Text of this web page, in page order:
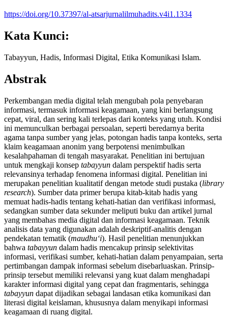
https://doi.org/10.37397/al-atsarjurnalilmuhadits.v4i1.1334
Kata Kunci:
Tabayyun, Hadis, Informasi Digital, Etika Komunikasi Islam.
Abstrak
Perkembangan media digital telah mengubah pola penyebaran
informasi, termasuk informasi keagamaan, yang kini berlangsung
cepat, viral, dan sering kali terlepas dari konteks yang utuh. Kondisi
ini memunculkan berbagai persoalan, seperti beredarnya berita
agama tanpa sumber yang jelas, potongan hadis tanpa konteks, serta
klaim keagamaan anonim yang berpotensi menimbulkan
kesalahpahaman di tengah masyarakat. Penelitian ini bertujuan
untuk mengkaji konsep tabayyun dalam perspektif hadis serta
relevansinya terhadap fenomena informasi digital. Penelitian ini
merupakan penelitian kualitatif dengan metode studi pustaka (library
research). Sumber data primer berupa kitab-kitab hadis yang
memuat hadis-hadis tentang kehati-hatian dan verifikasi informasi,
sedangkan sumber data sekunder meliputi buku dan artikel jurnal
yang membahas media digital dan informasi keagamaan. Teknik
analisis data yang digunakan adalah deskriptif-analitis dengan
pendekatan tematik (maudhu‘i). Hasil penelitian menunjukkan
bahwa tabayyun dalam hadis mencakup prinsip selektivitas
informasi, verifikasi sumber, kehati-hatian dalam penyampaian, serta
pertimbangan dampak informasi sebelum disebarluaskan. Prinsip-
prinsip tersebut memiliki relevansi yang kuat dalam menghadapi
karakter informasi digital yang cepat dan fragmentaris, sehingga
tabayyun dapat dijadikan sebagai landasan etika komunikasi dan
literasi digital keislaman, khususnya dalam menyikapi informasi
keagamaan di ruang digital.